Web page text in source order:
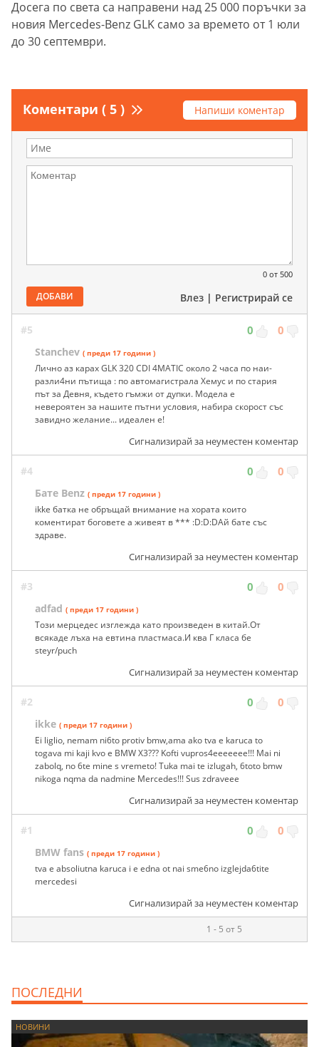
Досега по света са направени над 25 000 поръчки за
новия Mercedes-Benz GLK само за времето от 1 юли
до 30 септември.
Коментари ( 5 ) Напиши коментар
0 от 500
ДОБАВИ Влез | Регистрирай се
#5 0 0
Stanchev ( преди 17 години )
Лично аз карах GLK 320 CDI 4MATIC около 2 часа по наи-
разли4ни пътища : по автомагистрала Хемус и по стария
път за Девня, където гъмжи от дупки. Модела е
невероятен за нашите пътни условия, набира скорост със
завидно желание... идеален е!
Сигнализирай за неуместен коментар
#4 0 0
Бате Benz ( преди 17 години )
ikke батка не обръщай внимание на хората които
коментират боговете а живеят в *** :D:D:DAй бате със
здраве.
Сигнализирай за неуместен коментар
#3 0 0
adfad ( преди 17 години )
Този мерцедес изглежда като произведен в китай.От
всякаде лъха на евтина пластмаса.И ква Г класа бе
steyr/puch
Сигнализирай за неуместен коментар
#2 0 0
ikke ( преди 17 години )
Ei liglio, nemam ni6to protiv bmw,ama ako tva e karuca to
togava mi kaji kvo e BMW X3??? Kofti vupros4eeeeeee!!! Mai ni
zabolq, no 6te mine s vremeto! Tuka mai te izlugah, 6toto bmw
nikoga nqma da nadmine Mercedes!!! Sus zdraveee
Сигнализирай за неуместен коментар
#1 0 0
BMW fans ( преди 17 години )
tva e absoliutna karuca i e edna ot nai sme6no izglejda6tite
mercedesi
Сигнализирай за неуместен коментар
1 - 5 от 5
ПОСЛЕДНИ
НОВИНИ